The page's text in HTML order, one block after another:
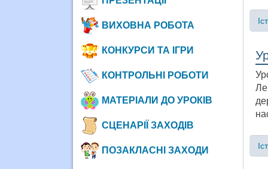
ВИХОВНА РОБОТА
КОНКУРСИ ТА ІГРИ
КОНТРОЛЬНІ РОБОТИ
МАТЕРІАЛИ ДО УРОКІВ
СЦЕНАРІЇ ЗАХОДІВ
ПОЗАКЛАСНІ ЗАХОДИ